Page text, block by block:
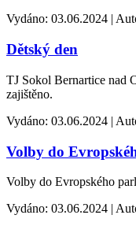
Vydáno: 03.06.2024 |
Dětský den
TJ Sokol Bernartice nad
zajištěno.
Vydáno: 03.06.2024 |
Volby do
Volby do Evropského
Vydáno: 03.06.2024 |